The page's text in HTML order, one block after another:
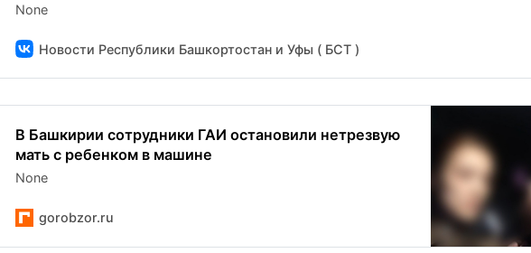
None
Новости Республики Башкортостан и Уфы ( БСТ )
В Башкирии сотрудники ГАИ остановили нетрезвую
мать с ребенком в машине
None
gorobzor.ru